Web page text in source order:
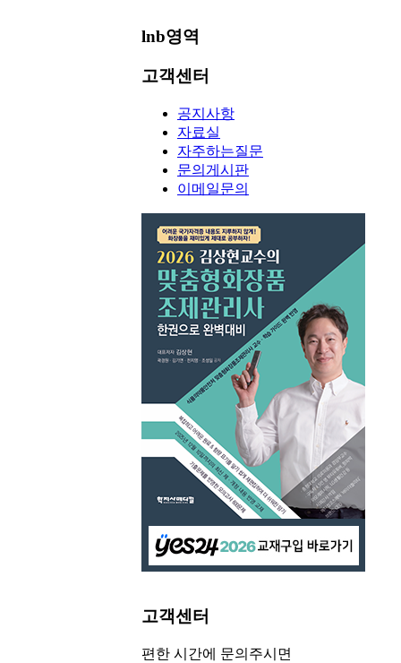
lnb영역
고객센터
공지사항
자료실
자주하는질문
문의게시판
이메일문의
고객센터
편한 시간에 문의주시면